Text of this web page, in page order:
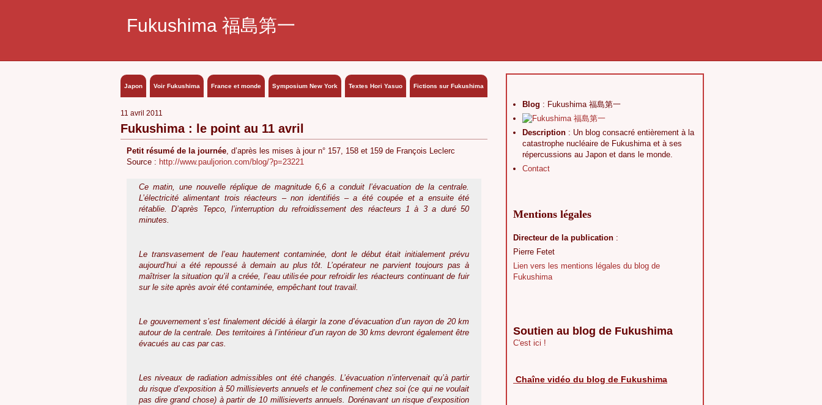
Fukushima 福島第一
Japon Voir Fukushima France et monde Symposium New York Textes Hori Yasuo Fictions sur Fukushima
11 avril 2011
Fukushima : le point au 11 avril
Petit résumé de la journée, d’après les mises à jour n° 157, 158 et 159 de François Leclerc
Source : http://www.pauljorion.com/blog/?p=23221
Ce matin, une nouvelle réplique de magnitude 6,6 a conduit l’évacuation de la centrale.
L’électricité alimentant trois réacteurs – non identifiés – a été coupée et a ensuite été
rétablie. D’après Tepco, l’interruption du refroidissement des réacteurs 1 à 3 a duré 50
minutes.
Le transvasement de l’eau hautement contaminée, dont le début était initialement prévu
aujourd’hui a été repoussé à demain au plus tôt. L’opérateur ne parvient toujours pas à
maîtriser la situation qu’il a créée, l’eau utilisée pour refroidir les réacteurs continuant de fuir
sur le site après avoir été contaminée, empêchant tout travail.
Le gouvernement s’est finalement décidé à élargir la zone d’évacuation d’un rayon de 20 km
autour de la centrale. Des territoires à l’intérieur d’un rayon de 30 kms devront également être
évacués au cas par cas.
Les niveaux de radiation admissibles ont été changés. L’évacuation n’intervenait qu’à partir
du risque d’exposition à 50 millisieverts annuels et le confinement chez soi (ce qui ne voulait
pas dire grand chose) à partir de 10 millisieverts annuels. Dorénavant un risque d’exposition
Blog : Fukushima 福島第一
Description : Un blog consacré entièrement à la
catastrophe nucléaire de Fukushima et à ses
répercussions au Japon et dans le monde.
Contact
Mentions légales
Directeur de la publication :
Pierre Fetet
Lien vers les mentions légales du blog de
Fukushima
Soutien au blog de Fukushima
C'est ici !
Chaîne vidéo du blog de Fukushima